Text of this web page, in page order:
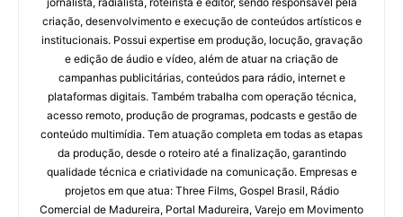
criação, desenvolvimento e execução de conteúdos artísticos e
institucionais. Possui expertise em produção, locução, gravação
e edição de áudio e vídeo, além de atuar na criação de
campanhas publicitárias, conteúdos para rádio, internet e
plataformas digitais. Também trabalha com operação técnica,
acesso remoto, produção de programas, podcasts e gestão de
conteúdo multimídia. Tem atuação completa em todas as etapas
da produção, desde o roteiro até a finalização, garantindo
qualidade técnica e criatividade na comunicação. Empresas e
projetos em que atua: Three Films, Gospel Brasil, Rádio
Comercial de Madureira, Portal Madureira, Varejo em Movimento